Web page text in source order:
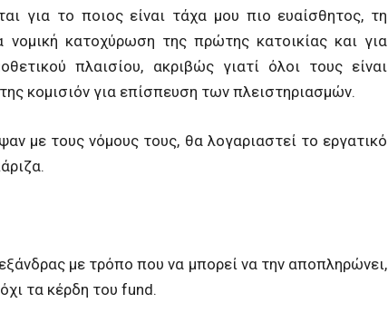
για το ποιος είναι τάχα μου πιο ευαίσθητος, τη
νομική κατοχύρωση της πρώτης κατοικίας και για
πλαισίου, ακριβώς γιατί όλοι τους είναι
κομισιόν για επίσπευση των πλειστηριασμών.
με τους νόμους τους, θα λογαριαστεί το εργατικό
με τρόπο που να μπορεί να την αποπληρώνει,
τα κέρδη του fund.